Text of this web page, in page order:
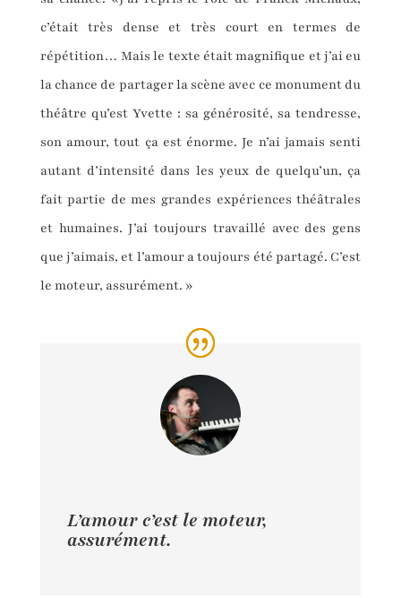
c’était très dense et très court en termes de
répétition… Mais le texte était magnifique et j’ai eu
la chance de partager la scène avec ce monument du
théâtre qu’est Yvette : sa générosité, sa tendresse,
son amour, tout ça est énorme. Je n’ai jamais senti
autant d’intensité dans les yeux de quelqu’un, ça
fait partie de mes grandes expériences théâtrales
et humaines. J’ai toujours travaillé avec des gens
que j’aimais, et l’amour a toujours été partagé. C’est
le moteur, assurément. »
L’amour c’est le moteur,
assurément.